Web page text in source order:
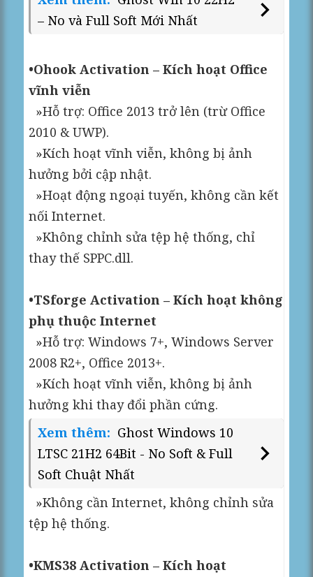
– No và Full Soft Mới Nhất
•Ohook Activation – Kích hoạt Office
vĩnh viễn
»Hỗ trợ: Office 2013 trở lên (trừ Office
2010 & UWP).
»Kích hoạt vĩnh viễn, không bị ảnh
hưởng bởi cập nhật.
»Hoạt động ngoại tuyến, không cần kết
nối Internet.
»Không chỉnh sửa tệp hệ thống, chỉ
thay thế SPPC.dll.
•TSforge Activation – Kích hoạt không
phụ thuộc Internet
»Hỗ trợ: Windows 7+, Windows Server
2008 R2+, Office 2013+.
»Kích hoạt vĩnh viễn, không bị ảnh
hưởng khi thay đổi phần cứng.
Xem thêm: Ghost Windows 10
LTSC 21H2 64Bit - No Soft & Full
Soft Chuật Nhất
»Không cần Internet, không chỉnh sửa
tệp hệ thống.
•KMS38 Activation – Kích hoạt